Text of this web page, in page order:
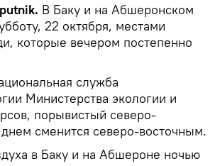
В Баку и на Абшеронском
22 октября, местами
которые вечером постепенно
служба
Министерства экологии и
порывистый северо-
сменится северо-восточным.
в Баку и на Абшероне ночью